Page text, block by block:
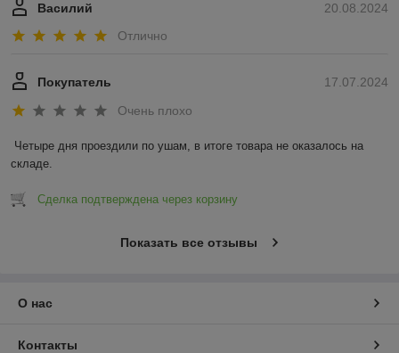
20.08.2024
Василий
Отлично
17.07.2024
Покупатель
Очень плохо
Четыре дня проездили по ушам, в итоге товара не оказалось на
складе.
Сделка подтверждена через корзину
Показать все отзывы
О нас
Контакты